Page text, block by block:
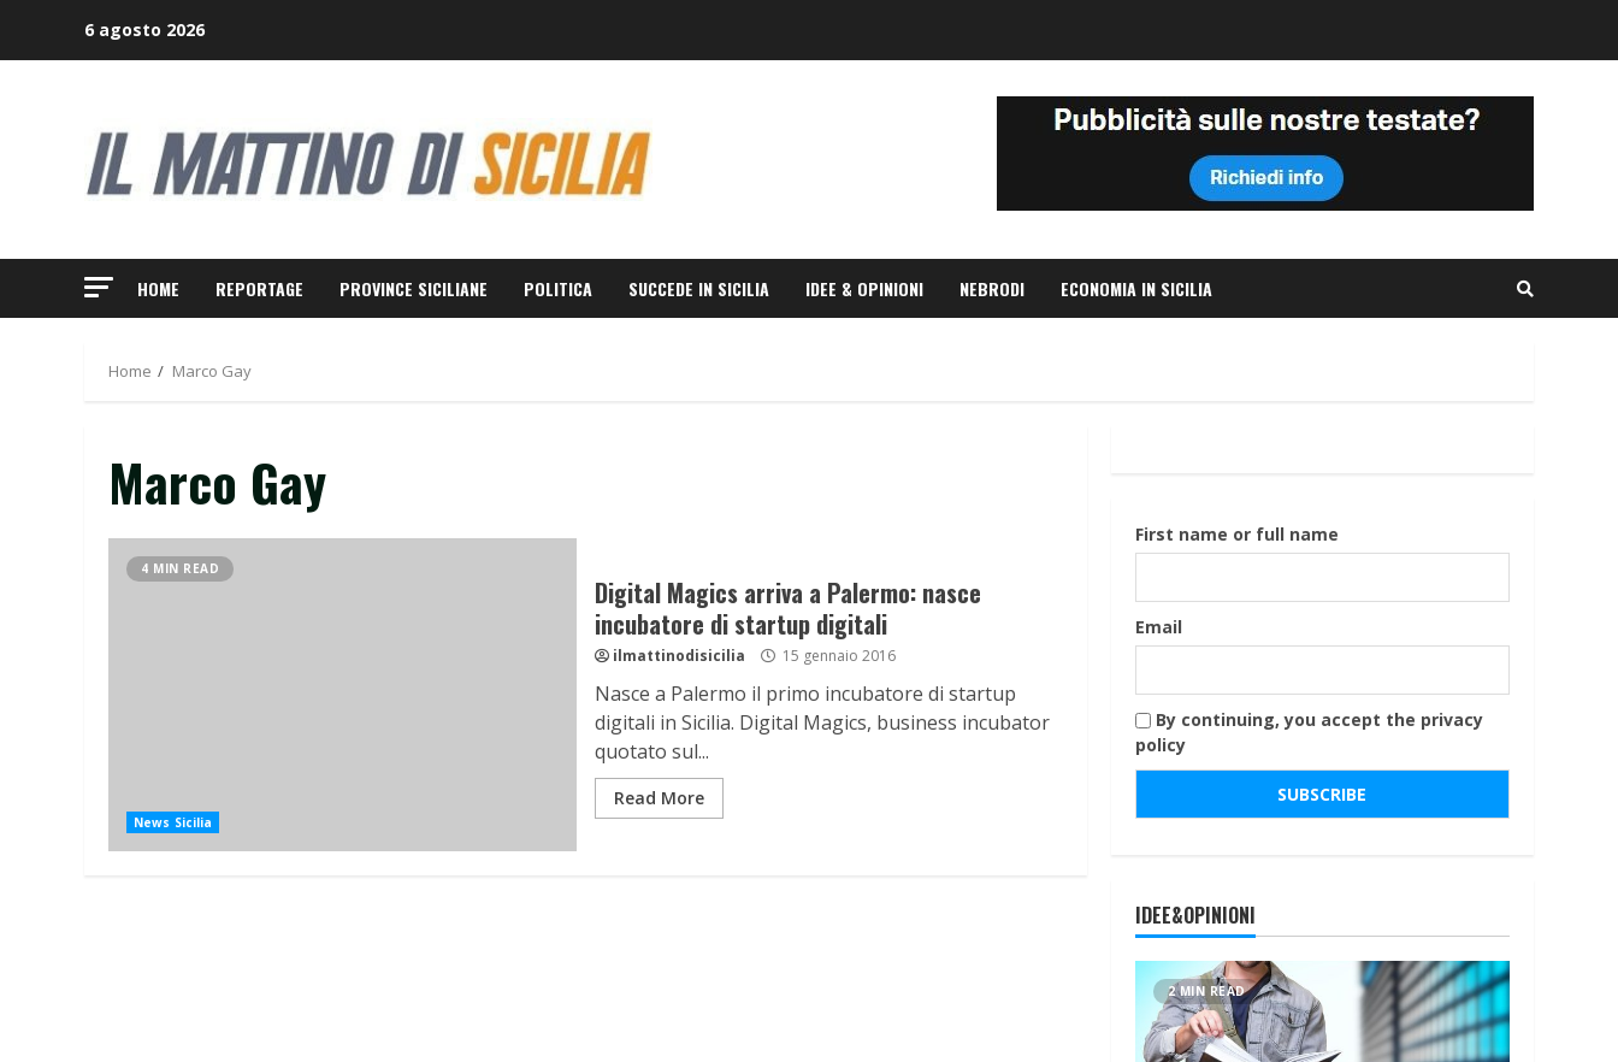
6 agosto 2026
HOME REPORTAGE PROVINCE SICILIANE POLITICA SUCCEDE IN SICILIA IDEE & OPINIONI NEBRODI ECONOMIA IN SICILIA
Home Marco Gay
Marco Gay
4 MIN READ
News Sicilia
Digital Magics arriva a Palermo: nasce
incubatore di startup digitali
ilmattinodisicilia 15 gennaio 2016
Nasce a Palermo il primo incubatore di startup
digitali in Sicilia. Digital Magics, business incubator
quotato sul...
Read More
First name or full name
Email
By continuing, you accept the privacy
policy
IDEE&OPINIONI
2 MIN READ